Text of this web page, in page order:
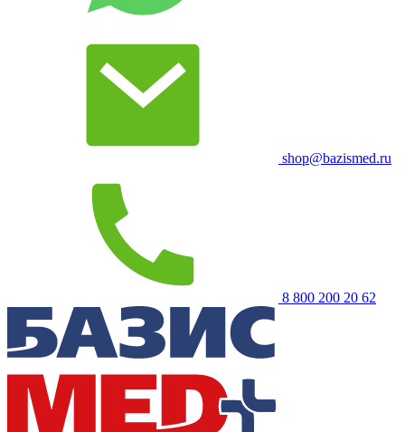
shop@bazismed.ru
8 800 200 20 62